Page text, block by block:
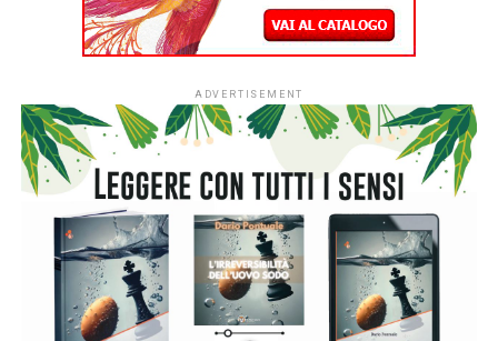
ADVERTISEMENT